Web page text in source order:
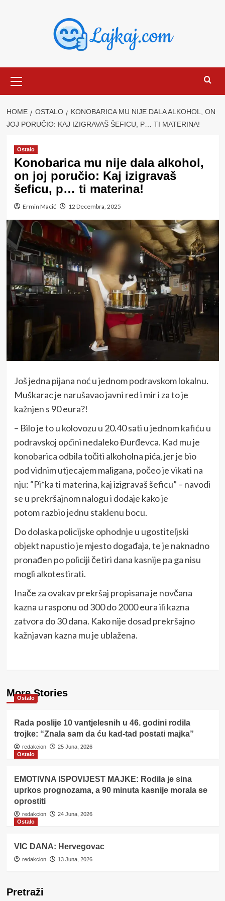
Menu
HOME OSTALO
KONOBARICA MU NIJE DALA ALKOHOL, ON
JOJ PORUČIO: KAJ IZIGRAVAŠ ŠEFICU, P… TI MATERINA!
Ostalo
Konobarica mu nije dala alkohol,
on joj poručio: Kaj izigravaš
šeficu, p… ti materina!
Ermin Macić 12 Decembra, 2025
Još jedna pijana noć u jednom podravskom lokalnu.
Muškarac je narušavao javni red i mir i za to je
kažnjen s 90 eura?!
– Bilo je to u kolovozu u 20.40 sati u jednom kafiću u
podravskoj općini nedaleko Đurđevca. Kad mu je
konobarica odbila točiti alkoholna pića, jer je bio
pod vidnim utjecajem maligana, počeo je vikati na
nju: “Pi*ka ti materina, kaj izigravaš šeficu” – navodi
se u prekršajnom nalogu i dodaje kako je
potom razbio jednu staklenu bocu.
Do dolaska policijske ophodnje u ugostiteljski
objekt napustio je mjesto događaja, te je naknadno
pronađen po policiji četiri dana kasnije pa ga nisu
mogli alkotestirati.
Inače za ovakav prekršaj propisana je novčana
kazna u rasponu od 300 do 2000 eura ili kazna
zatvora do 30 dana. Kako nije dosad prekršajno
kažnjavan kazna mu je ublažena.
More Stories
Ostalo
Rada poslije 10 vantjelesnih u 46. godini rodila
trojke: “Znala sam da ću kad-tad postati majka”
redakcion
25 Juna, 2026
Ostalo
EMOTIVNA ISPOVIJEST MAJKE: Rodila je sina
uprkos prognozama, a 90 minuta kasnije morala se
oprostiti
redakcion
24 Juna, 2026
Ostalo
VIC DANA: Hervegovac
redakcion 13 Juna, 2026
Pretraži